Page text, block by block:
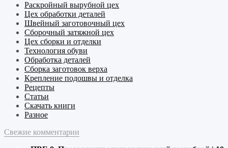
Раскройный вырубной цех
Цех обработки деталей
Швейный заготовочный цех
Сборочный затяжной цех
Цех сборки и отделки
Технология обуви
Обработка деталей
Сборка заготовок верха
Крепление подошвы и отделка
Рецепты
Статьи
Скачать книги
Разное
Свежие комментарии